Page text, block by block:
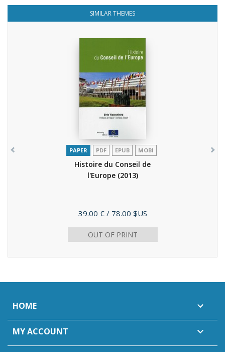
SIMILAR THEMES
PAPER PDF EPUB MOBI
Histoire du Conseil de
l'Europe (2013)
Price
39.00 € / 78.00 $US
OUT OF PRINT
HOME 
MY ACCOUNT 